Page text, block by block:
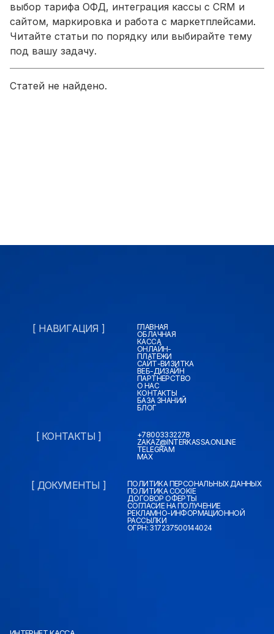
выбор тарифа ОФД, интеграция кассы с CRM и
сайтом, маркировка и работа с маркетплейсами.
Читайте статьи по порядку или выбирайте тему
под вашу задачу.
Статей не найдено.
[ НАВИГАЦИЯ ]
ГЛАВНАЯ
ОБЛАЧНАЯ
КАССА
ОНЛАЙН-
ПЛАТЕЖИ
САЙТ-ВИЗИТКА
ВЕБ-ДИЗАЙН
ПАРТНЕРСТВО
О НАС
КОНТАКТЫ
БАЗА ЗНАНИЙ
БЛОГ
[ КОНТАКТЫ ]
+78003332278
ZAKAZ@INTERKASSA.ONLINE
TELEGRAM
MAX
[ ДОКУМЕНТЫ ]
ПОЛИТИКА ПЕРСОНАЛЬНЫХ ДАННЫХ
ПОЛИТИКА COOKIE
ДОГОВОР ОФЕРТЫ
СОГЛАСИЕ НА ПОЛУЧЕНИЕ
РЕКЛАМНО-ИНФОРМАЦИОННОЙ
РАССЫЛКИ
ОГРН: 317237500144024